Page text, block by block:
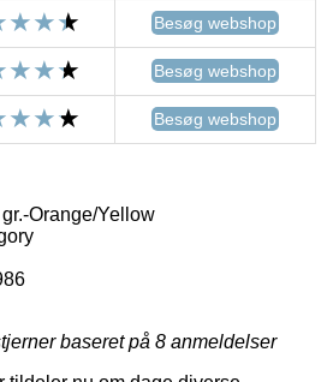
Besøg webshop
Besøg webshop
Besøg webshop
Orange/Yellow
baseret på 8 anmeldelser